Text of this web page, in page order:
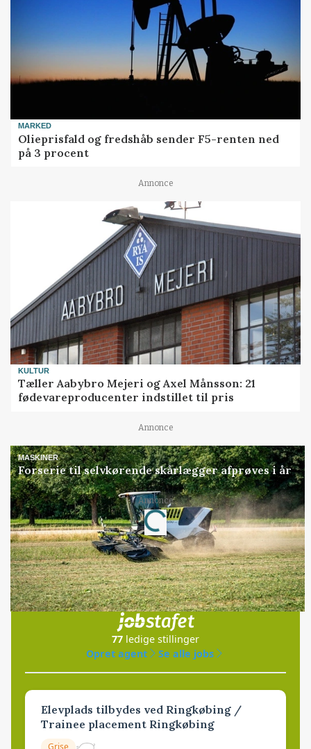
MARKED
Olieprisfald og fredshåb sender F5-renten ned
på 3 procent
Annonce
KULTUR
Tæller Aabybro Mejeri og Axel Månsson: 21
fødevareproducenter indstillet til pris
Annonce
MASKINER
Forserie til selvkørende skårlægger afprøves i år
Annonce
Loading...
Jobs
i samarbejde med
77 ledige stillinger
Opret agent
Se alle jobs
Elevplads tilbydes ved Ringkøbing /
Trainee placement Ringkøbing
Grise